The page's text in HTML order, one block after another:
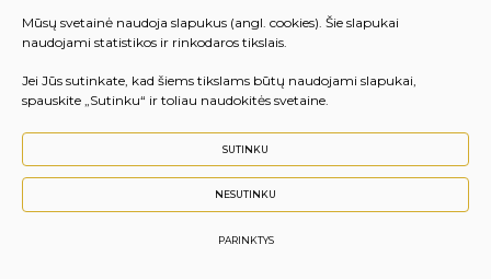
Youtube
© 2024 Vilniaus komunalinių paslaugų mokykla. Visos
Mūsų svetainė naudoja slapukus (angl. cookies). Šie slapukai
naudojami statistikos ir rinkodaros tikslais.
Jei Jūs sutinkate, kad šiems tikslams būtų naudojami slapukai,
spauskite „Sutinku“ ir toliau naudokitės svetaine.
SUTINKU
NESUTINKU
PARINKTYS